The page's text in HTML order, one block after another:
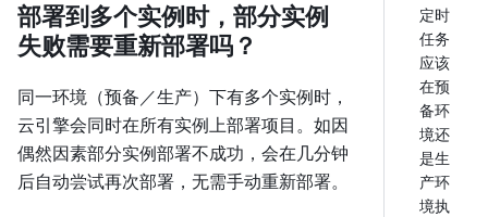
部署到多个实例时，部分实例
失败需要重新部署吗？
同一环境（预备／生产）下有多个实例时，
云引擎会同时在所有实例上部署项目。如因
偶然因素部分实例部署不成功，会在几分钟
后自动尝试再次部署，无需手动重新部署。
定时
任务
应该
在预
备环
境还
是生
产环
境执